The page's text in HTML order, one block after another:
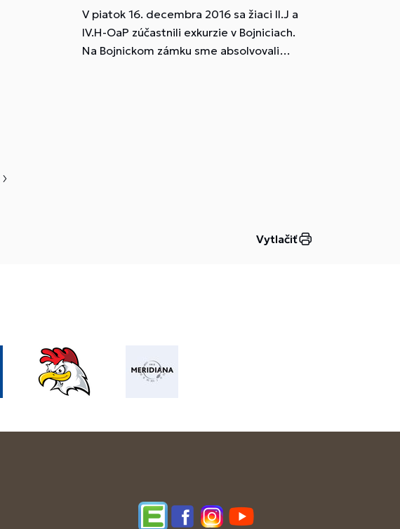
V piatok 16. decembra 2016 sa žiaci II.J a
IV.H-OaP zúčastnili exkurzie v Bojniciach.
Na Bojnickom zámku sme absolvovali
Vytlačiť
EdupageFacebookInstagramYouTube